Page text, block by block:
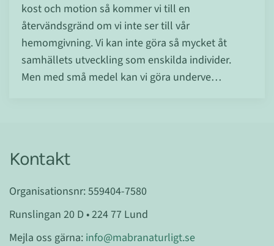
kost och motion så kommer vi till en
återvändsgränd om vi inte ser till vår
hemomgivning. Vi kan inte göra så mycket åt
samhällets utveckling som enskilda individer.
Men med små medel kan vi göra underve…
Kontakt
Organisationsnr: 559404-7580
Runslingan 20 D • 224 77 Lund
Mejla oss gärna: info@mabranaturligt.se